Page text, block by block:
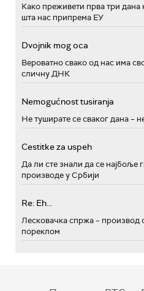
Како преживети прва три дана
шта нас припрема ЕУ
Dvojnik mog oca
Вероватно свако од нас има
сличну ДНК
Nemogućnost tusiranja
Не туширате се сваког дана –
Cestitke za uspeh
Да ли сте знали да се најбоље
производе у Србији
Re: Eh...
Лесковачка спржа – производ
пореклом